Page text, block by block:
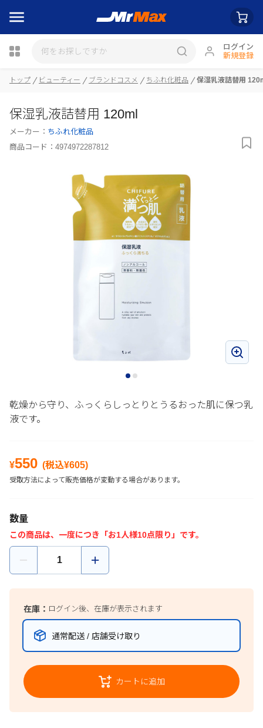
ログイン
新規登録
瓶詰
トップ ビューティー ブランドコスメ ちふれ化粧品 保湿乳液詰替用
保湿乳液詰替用 120ml
メーカー： ちふれ化粧品
商品コード： 4974972287812
乾燥から守り、ふっくらしっとりとうるおった肌に保つ乳
液です。
¥550 (税込¥605)
受取方法によって販売価格が変動する場合があります。
数量
この商品は、一度につき「お1人様10点限り」です。
在庫： ログイン後、在庫が表示されます
通常配送 / 店舗受け取り
カートに追加